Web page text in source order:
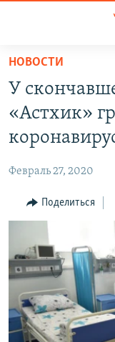
Перейти
основному
содержанию
основной
навигации
Перейти
ЭКОНОМИКА
РЕГИОН
НАГОРНЫЙ
КУЛЬТУРА
СПОРТ
АРХИВ
НОВОСТИ
У
«Астхик»
Февраль 27, 2020
Поделиться